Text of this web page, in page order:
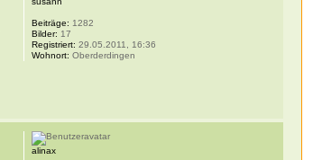
Beiträge: 1282
Bilder: 17
Registriert: 29.05.2011, 16:36
Wohnort: Oberderdingen
alinax